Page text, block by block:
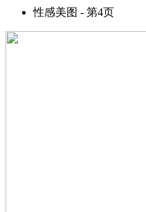
性感美图 - 第4页